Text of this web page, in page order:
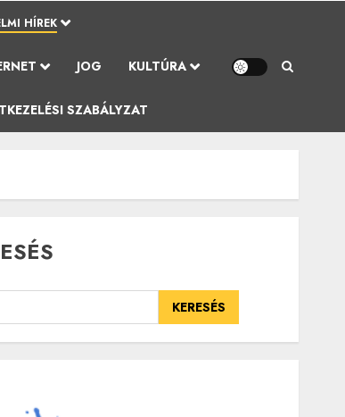
HÍREK
JOG KULTÚRA
SZABÁLYZAT
KERESÉS